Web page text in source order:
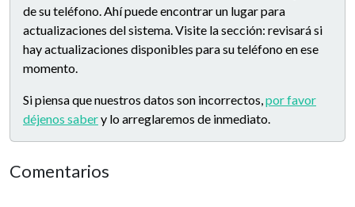
de su teléfono. Ahí puede encontrar un lugar para
actualizaciones del sistema. Visite la sección: revisará si
hay actualizaciones disponibles para su teléfono en ese
momento.
Si piensa que nuestros datos son incorrectos,por favor
déjenos sabery lo arreglaremos de inmediato.
Comentarios